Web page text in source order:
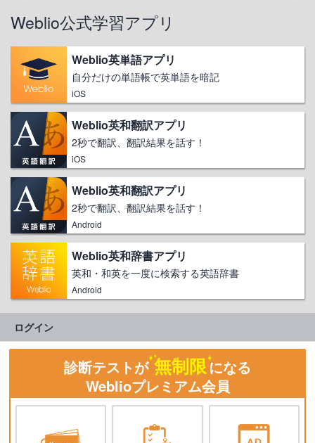
Weblio公式学習アプリ
Weblio英単語アプリ
自分だけの単語帳で英単語を暗記
iOS
Weblio英和翻訳アプリ
2秒で翻訳、翻訳結果を話す！
iOS
Weblio英和翻訳アプリ
2秒で翻訳、翻訳結果を話す！
Android
Weblio英和辞書アプリ
英和・和英を一度に検索する英語辞書
Android
ログイン
診断テストが 無制限になる
Weblioプレミアム会員